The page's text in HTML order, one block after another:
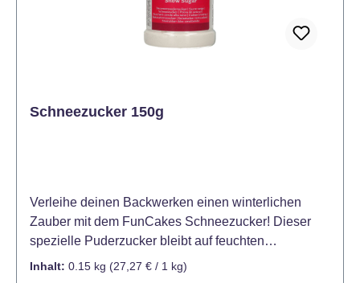
Schneezucker 150g
Verleihe deinen Backwerken einen winterlichen
Zauber mit dem FunCakes Schneezucker! Dieser
spezielle Puderzucker bleibt auf feuchten
Oberflächen wie Glasuren, Sahne oder Früchten
Inhalt: 0.15 kg (27,27 € / 1 kg)